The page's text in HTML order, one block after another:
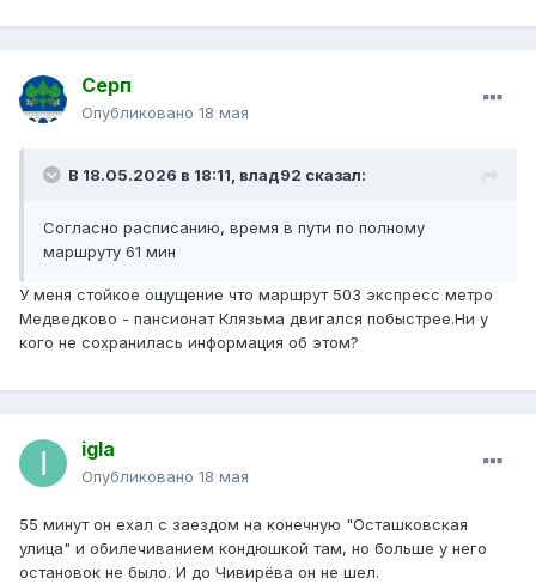
Серп
Опубликовано 18 мая
В 18.05.2026 в 18:11, влад92 сказал:
Согласно расписанию, время в пути по полному
маршруту 61 мин
У меня стойкое ощущение что маршрут 503 экспресс метро
Медведково - пансионат Клязьма двигался побыстрее.Ни у
кого не сохранилась информация об этом?
igla
Опубликовано 18 мая
55 минут он ехал с заездом на конечную "Осташковская
улица" и обилечиванием кондюшкой там, но больше у него
остановок не было. И до Чивирёва он не шел.